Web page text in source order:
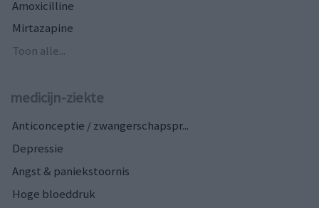
Amoxicilline
Mirtazapine
Toon alle...
medicijn-ziekte
Anticonceptie / zwangerschapspr...
Depressie
Angst & paniekstoornis
Hoge bloeddruk